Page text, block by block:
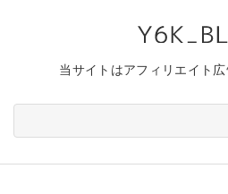
当サイトはアフィリエイト